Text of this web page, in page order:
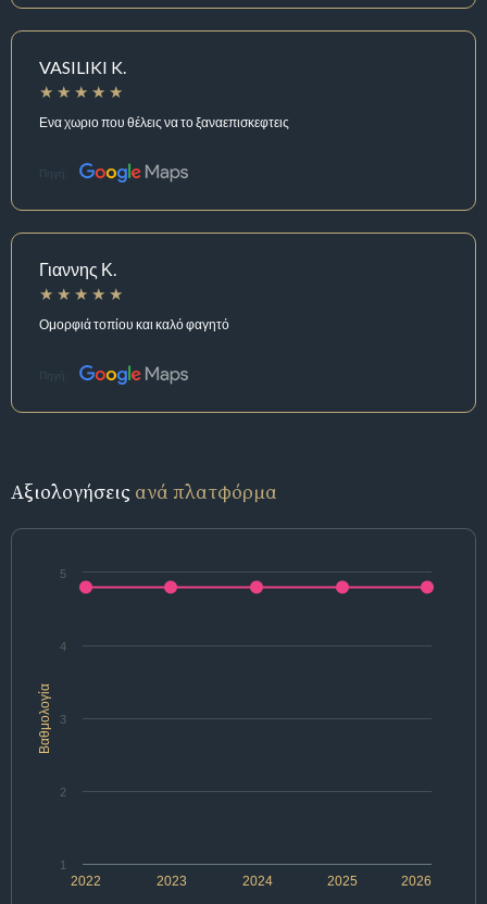
VASILIKI K.
Ενα χωριο που θέλεις να το ξαναεπισκεφτεις
Πηγή:
Γιαννης Κ.
Ομορφιά τοπίου και καλό φαγητό
Πηγή:
Αξιολογήσεις ανά πλατφόρμα
Βαθμολογία
2022 2024 2026
2023 2025
1
2
3
4
5